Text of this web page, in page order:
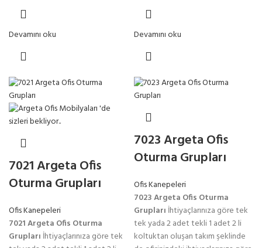
Devamını oku Devamını oku
7021 Argeta Ofis
Oturma Grupları
Ofis Kanepeleri
7021 Argeta Ofis Oturma
Grupları İhtiyaçlarınıza göre tek
7023 Argeta Ofis
Oturma Grupları
Ofis Kanepeleri
7023 Argeta Ofis Oturma
Grupları İhtiyaçlarınıza göre tek
tek yada 2 adet tekli 1 adet 2 li
koltuktan oluşan takım şeklinde